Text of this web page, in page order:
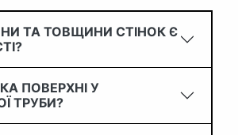
ТА ТОВЩИНИ СТІНОК Є
ПОВЕРХНІ У
ТРУБИ?